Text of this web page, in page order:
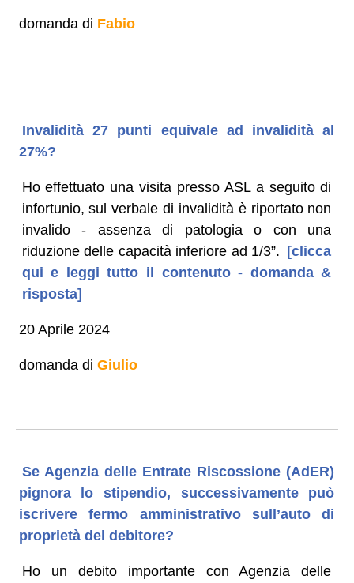
domanda di Fabio
Invalidità 27 punti equivale ad invalidità al
27%?
Ho effettuato una visita presso ASL a seguito di
infortunio, sul verbale di invalidità è riportato non
invalido - assenza di patologia o con una
riduzione delle capacità inferiore ad 1/3”. [clicca
qui e leggi tutto il contenuto - domanda &
risposta]
20 Aprile 2024
domanda di Giulio
Se Agenzia delle Entrate Riscossione (AdER)
pignora lo stipendio, successivamente può
iscrivere fermo amministrativo sull’auto di
proprietà del debitore?
Ho un debito importante con Agenzia delle